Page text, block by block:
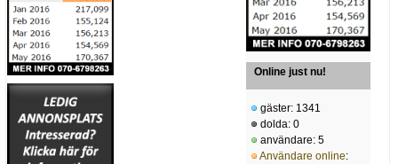
Online just nu!
gäster: 1341
dolda: 0
användare: 5
Användare online: